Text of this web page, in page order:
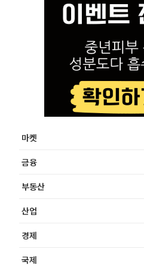
마켓
금융
부동산
산업
경제
국제